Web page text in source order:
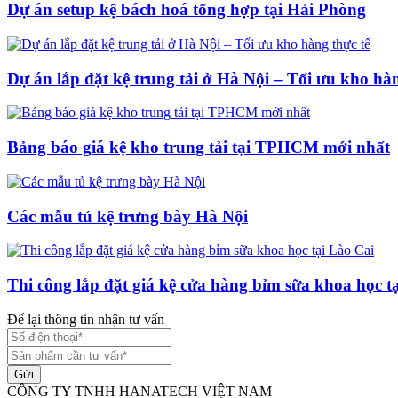
Dự án setup kệ bách hoá tổng hợp tại Hải Phòng
Dự án lắp đặt kệ trung tải ở Hà Nội – Tối ưu kho
Bảng báo giá kệ kho trung tải tại TPHCM mới nhất
Các mẫu tủ kệ trưng bày Hà Nội
Thi công lắp đặt giá kệ cửa hàng bỉm sữa khoa học
Để lại thông tin nhận tư vấn
Gửi
CÔNG TY TNHH HANATECH VIỆT NAM